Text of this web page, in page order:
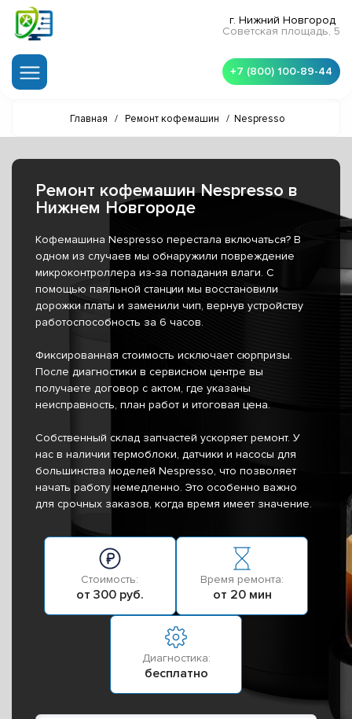
г. Нижний Новгород
Советская площадь, 5
+7 (800) 100-89-44
Главная / Ремонт кофемашин / Nespresso
Ремонт кофемашин Nespresso в
Нижнем Новгороде
Кофемашина Nespresso перестала включаться? В
одном из случаев мы обнаружили повреждение
микроконтроллера из-за попадания влаги. С
помощью паяльной станции мы восстановили
дорожки платы и заменили чип, вернув устройству
работоспособность за 6 часов.
Фиксированная стоимость исключает сюрпризы.
После диагностики в сервисном центре вы
получаете договор с актом, где указаны
неисправность, план работ и итоговая цена.
Собственный склад запчастей ускоряет ремонт. У
нас в наличии термоблоки, датчики и насосы для
большинства моделей Nespresso, что позволяет
начать работу немедленно. Это особенно важно
для срочных заказов, когда время имеет значение.
Стоимость:
от 300 руб.
Время ремонта:
от 20 мин
Диагностика:
бесплатно